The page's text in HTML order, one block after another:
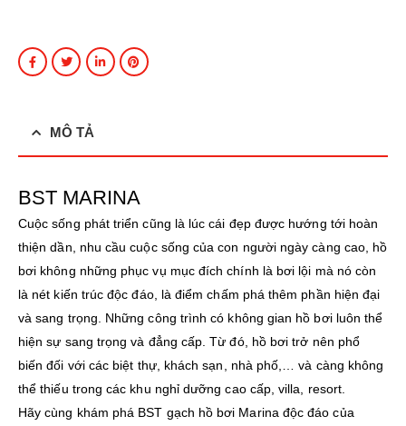
MÔ TẢ
BST MARINA
Cuộc sống phát triển cũng là lúc cái đẹp được hướng tới hoàn
thiện dần, nhu cầu cuộc sống của con người ngày càng cao, hồ
bơi không những phục vụ mục đích chính là bơi lội mà nó còn
là nét kiến trúc độc đáo, là điểm chấm phá thêm phần hiện đại
và sang trọng. Những công trình có không gian hồ bơi luôn thể
hiện sự sang trọng và đẳng cấp. Từ đó, hồ bơi trở nên phổ
biến đối với các biệt thự, khách sạn, nhà phố,… và càng không
thể thiếu trong các khu nghỉ dưỡng cao cấp, villa, resort.
Hãy cùng khám phá BST gạch hồ bơi Marina độc đáo của